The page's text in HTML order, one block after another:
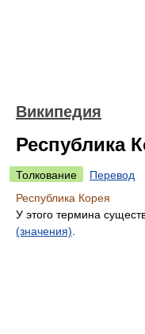
Википедия
Республика
Толкование
Перевод
Республика Корея
У этого термина
(значения)